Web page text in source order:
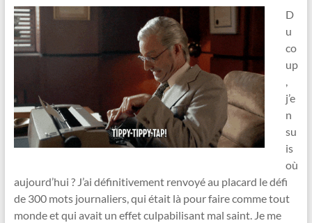
D
u
co
up
,
j’e
n
su
is
où
aujourd’hui ? J’ai définitivement renvoyé au placard le défi
de 300 mots journaliers, qui était là pour faire comme tout
monde et qui avait un effet culpabilisant mal saint. Je me